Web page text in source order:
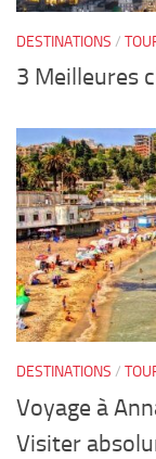
DESTINATIONS /
3 Meilleures
DESTINATIONS /
Voyage à
Visiter